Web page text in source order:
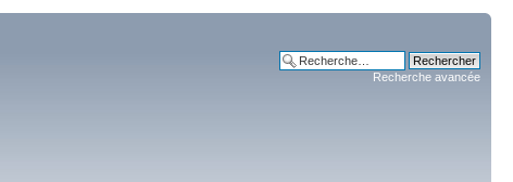
Recherche avancée